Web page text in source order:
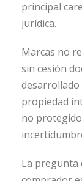
principal
jurídica.
Marcas no
sin cesión
propiedad
no
La pregunta